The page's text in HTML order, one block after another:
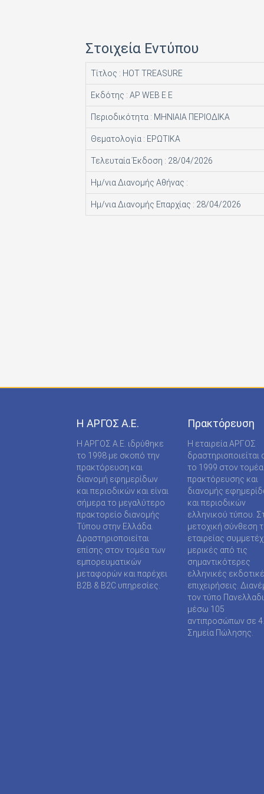
ICONS TV ΜΟΝΟΠΡΟΣΩΠΗ Ι Κ Ε
INFO EDITIONS Ε Ε
INTRACORD ΛΕΝΑ ΜΟΝΟΠΡΟΣΩΠΗ ΙΚΕ
M.V. PRESS ΜΟΝΟΠΡΟΣΩΠΗ ΙΚΕ
MAD MAX Ε Ε
MEDIA ΜΑΘΙΟΥΔΑΚΗΣ Α.Ε.
MEDIA2DAY ΕΚΔΟΤΙΚΗ Α.Ε
MILKRO HELLAS HELLAS PUBL. SERVICES LTD
S.A.J.P. ΕΚΔΟΤΙΚΗ ΙΚΕ
SABD ΕΚΔΟΤΙΚΗ Α.Ε
SHOP SUPPLY ΠΡΟΜΗΘΕΙΕΣ
SPORTDAY ΑΕΠΕΕ
STARCOM PRESS ΕΤΑΙΡΕΙΑ
SUPER MEDIA ΕΚΔΟΤΙΚΕΣ ΕΠΙΧΕΙΡΗΣΕΙΣ ΙΚΕ
TAXHEAVEN A.E
TELEVISION PRINT ΜΟΝΟΠΡΟΣΩΠΗ Ι Κ Ε
Στοιχεία Εντύπου
Τίτλος : HOT TREASURE
Εκδότης : AP WEB Ε Ε
Περιοδικότητα : ΜΗΝΙΑΙΑ ΠΕΡΙΟΔΙΚΑ
Θεματολογία : ΕΡΩΤΙΚΑ
Τελευταία Έκδοση : 28/04/2026
Ημ/νια Διανομής Αθήνας :
Ημ/νια Διανομής Επαρχίας : 28/04/2026
Η ΑΡΓΟΣ A.E.
Η ΑΡΓΟΣ A.E. ιδρύθηκε
το 1998 με σκοπό την
πρακτόρευση και
διανομή εφημερίδων
και περιοδικών και είναι
σήμερα το μεγαλύτερο
πρακτορείο διανομής
Τύπου στην Ελλάδα.
Δραστηριοποιείται
επίσης στον τομέα των
εμπορευματικών
μεταφορών και παρέχει
B2B & B2C υπηρεσίες.
Πρακτόρευση
Η εταιρεία ΑΡΓΟΣ
δραστηριοποιείται
το 1999 στον τομέα
πρακτόρευσης και
διανομής
και περιοδικών
ελληνικού τύπου.
μετοχική σύνθεση
εταιρείας
μερικές από τις
σημαντικότερες
ελληνικές
επιχειρήσεις.
τον τύπο
μέσω 105
αντιπροσώπων σε
Σημεία Πώλησης.